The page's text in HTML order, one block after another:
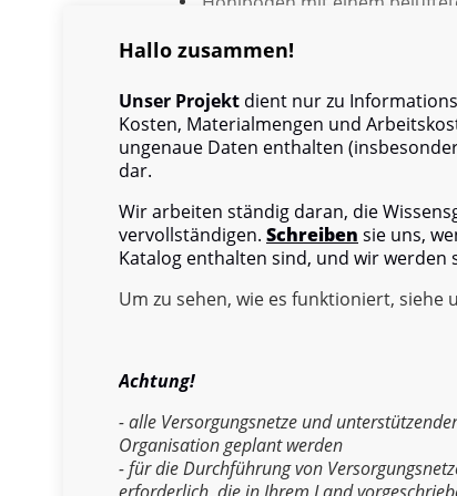
Massivböden ohne
Hallo zusammen!
Unser Projekt dient nur zu
Kosten, Materialmengen und
ungenaue Daten enthalten
dar.
Wir arbeiten ständig daran, die
vervollständigen. Schreiben sie uns,
Katalog enthalten sind, und wir werden
Um zu sehen, wie es funktioniert, siehe
Achtung!
- alle Versorgungsnetze und
Organisation geplant werden
- für die Durchführung von